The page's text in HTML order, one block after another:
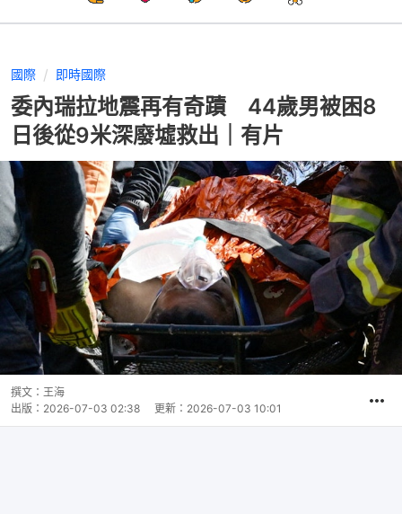
國際 即時國際
委內瑞拉地震再有奇蹟 44歲男被困8
日後從9米深廢墟救出｜有片
撰文： 王海
出版： 2026-07-03 02:38 更新： 2026-07-03 10:01